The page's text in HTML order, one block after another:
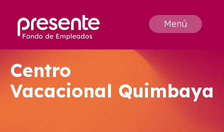
Menú
Centro
Vacacional Quimbaya